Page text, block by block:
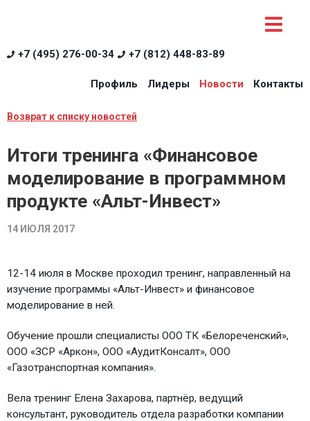
+7 (495) 276-00-34 +7 (812) 448-83-89
Профиль Лидеры Новости Контакты
Возврат к списку новостей
Итоги тренинга «Финансовое
моделирование в программном
продукте «Альт-Инвест»
14 ИЮЛЯ 2017
12-14 июля в Москве проходил тренинг, направленный на
изучение программы «Альт-Инвест» и финансовое
моделирование в ней.
Обучение прошли специалисты ООО ТК «Белореченский»,
ООО «ЗСР «Аркон», ООО «АудитКонсалт», ООО
«Газотранспортная компания».
Вела тренинг Елена Захарова, партнёр, ведущий
консультант, руководитель отдела разработки компании